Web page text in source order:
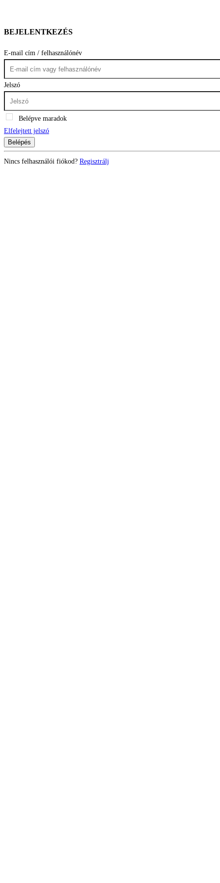
BEJELENTKEZÉS
E-mail cím / felhasználónév
Jelszó
Belépve maradok
Elfelejtett jelszó
Belépés
Nincs felhasználói fiókod? Regisztrálj